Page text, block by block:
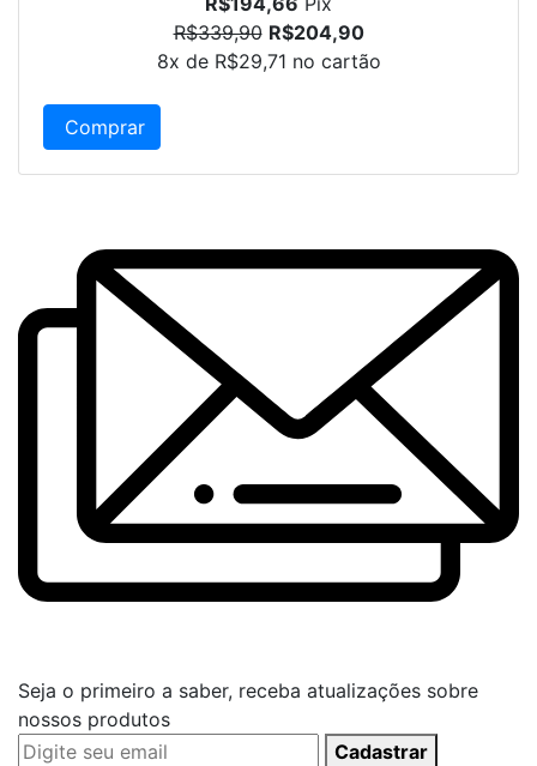
R$339,90 R$204,90
8x de R$29,71 no cartão
Comprar
Seja o primeiro a saber, receba atualizações sobre
nossos produtos
Cadastrar